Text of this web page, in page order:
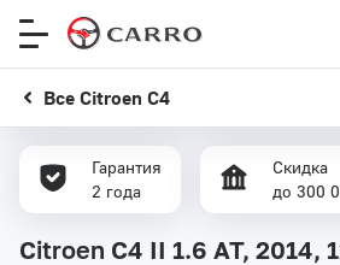
Все Citroen C4
Гарантия
2 года
Скидка
до 300
Citroen C4 II 1.6 AT, 2014,